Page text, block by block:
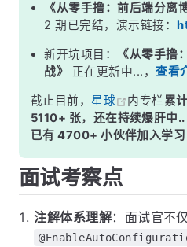
常见面试变体
记忆口诀
总结
《从零手撸：前后端分离
2 期已完结，演示链接：
新开坑项目：
《从零手撸
战》
正在更新中...，查看
截止目前， 星球 内专栏累
5110+ 张，还在持续爆肝中..
已有 4700+ 小伙伴加入学习
面试考察点
注解体系理解：面试官不